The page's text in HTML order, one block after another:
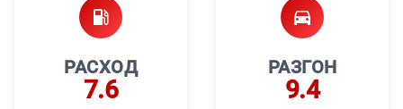
РАСХОД
7.6
РАЗГОН
9.4